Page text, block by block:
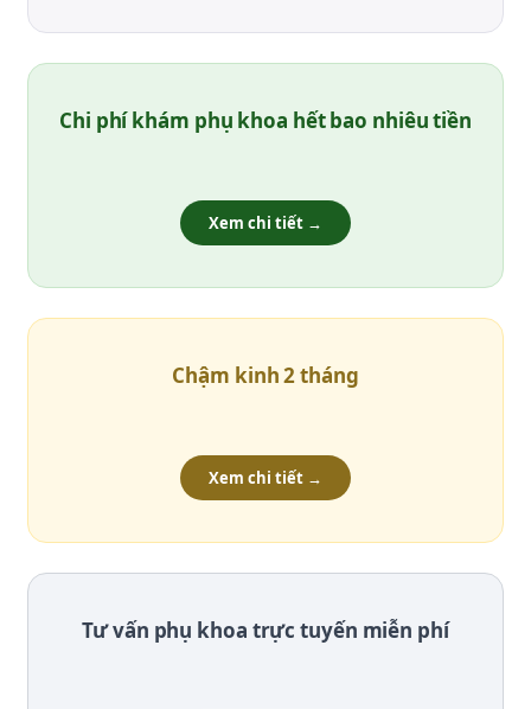
Chi phí khám phụ khoa hết bao nhiêu tiền
Xem chi tiết →
Chậm kinh 2 tháng
Xem chi tiết →
Tư vấn phụ khoa trực tuyến miễn phí